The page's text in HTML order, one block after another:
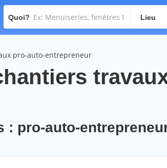
Quoi? Lieu
pro-auto-entrepreneur
: pro-auto-